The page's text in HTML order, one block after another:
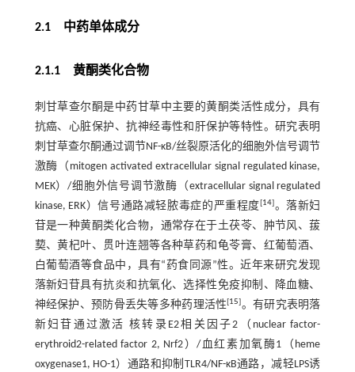
2.1 中药单体成分
2.1.1 黄酮类化合物
刺甘草查尔酮是中药甘草中主要的黄酮类活性成分，具有
抗癌、心脏保护、抗神经毒性和肝保护等特性。研究表明
刺甘草查尔酮通过调节NF-κB/丝裂原活化的细胞外信号调节
激酶（mitogen activated extracellular signal regulated kinase,
MEK）/细胞外信号调节激酶（extracellular signal regulated
kinase, ERK）信号通路减轻脓毒症的严重程度 [14]。落新妇
苷是一种黄酮类化合物，通常存在于土茯苓、肿节风、菝
葜、黄杞叶、贯叶连翘等各种草药和龟苓膏、红葡萄酒、
白葡萄酒等食品中，具有“药食同源”性。近年来研究发现
落新妇苷具有抗炎和抗氧化、选择性免疫抑制、降血糖、
神经保护、预防骨丢失等多种药理活性[15]。有研究表明落
新妇苷通过激活 核转录E2相关因子2（nuclear factor-
erythroid2-related factor 2, Nrf2）/血红素加氧酶1（heme
oxygenase1, HO-1）通路和抑制TLR4/NF-κB通路，减轻LPS诱